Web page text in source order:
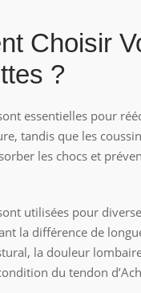
Choisir
?
essentielles pour
tandis que les
les chocs et
utilisées pour
la différence de
la douleur
du tendon